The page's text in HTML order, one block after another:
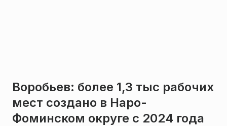
Воробьев: более 1,3 тыс рабочих
мест создано в Наро-
Фоминском округе с 2024 года